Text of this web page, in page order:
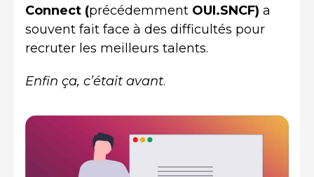
Connect (précédemment OUI.SNCF) a
souvent fait face à des difficultés pour
recruter les meilleurs talents.
Enfin ça, c’était avant.